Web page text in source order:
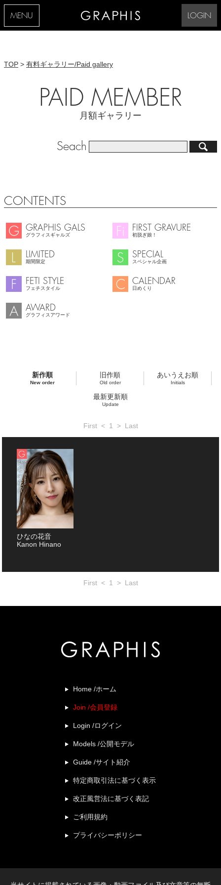
MENU LOGIN
TOP > 有料ギャラリー/Paid gallery
PAID MEMBER
月額ギャラリー
Seach
CONTENTS
GRAPHIS GALS
グラフィスギャルズ
FIRST GRAVURE
初脱ぎ娘！
LIMITED
期間限定
SPECIAL
スペシャル企画
FETI STYLE
フェチスタイル
CALENDAR
日めくり
AWARD
グラフィスアワード
新作順
New order
旧作順
Old order
あいうえお順
Initials
最新更新順
Update
First < 1 > Last
ひなの花音
Kanon Hinano
First < 1 > Last
Home /ホーム
Join /会員登録
Login /ログイン
Models /公開モデル
Guide /サイト紹介
特定商取引法に基づく表示
改正風営法に基づく表記
ご利用規約
プライバシーポリシー